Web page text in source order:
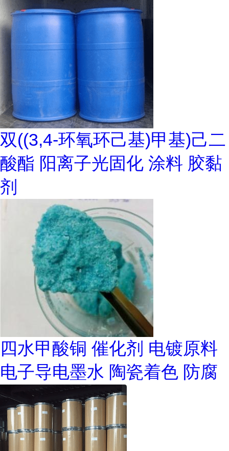
双((3,4-环氧环己基)甲基)己二
酸酯 阳离子光固化 涂料 胶黏
剂
四水甲酸铜 催化剂 电镀原料
电子导电墨水 陶瓷着色 防腐